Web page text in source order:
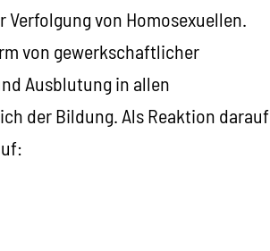
von Homosexuellen.
von gewerkschaftlicher
Ausblutung in allen
der Bildung. Als Reaktion darauf